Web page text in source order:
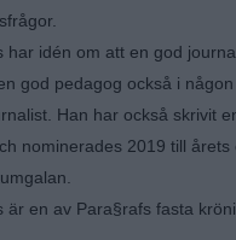
har idén om att en god
god pedagog också i
Han har också skrivit
nominerades 2019 till årets
är en av Para§rafs fasta